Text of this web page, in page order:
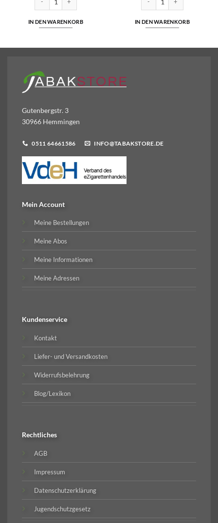
IN DEN WARENKORB IN DEN WARENKORB
Gutenbergstr. 3
30966 Hemmingen
0511 64661586 INFO@TABAKSTORE.DE
Mein Account
Meine Bestellungen
Meine Abos
Meine Informationen
Meine Adressen
Kundenservice
Kontakt
Liefer- und Versandkosten
Widerrufsbelehrung
Blog/Lexikon
Rechtliches
AGB
Impressum
Datenschutzerklärung
Jugendschutzgesetz